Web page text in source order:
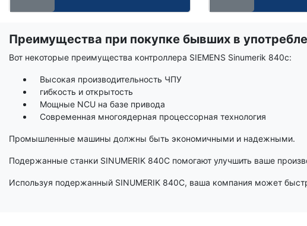
Срок
Преимущества при покупке бывших в
Вот некоторые преимущества контроллера SIEMENS Sinumerik 840c:
Высокая производительность ЧПУ
гибкость и открытость
Мощные NCU на базе привода
Современная многоядерная процессорная технология
Промышленные машины должны быть экономичными и надежными.
Подержанные станки SINUMERIK 840C помогают улучшить ваше
Используя подержанный SINUMERIK 840C, ваша компания может